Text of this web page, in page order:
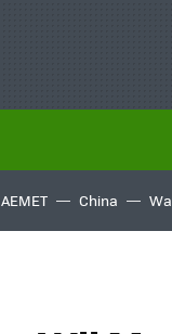
AEMET China